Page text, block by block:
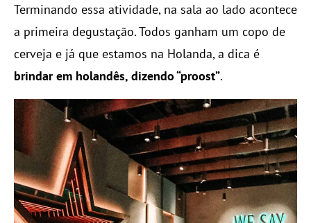
Terminando essa atividade, na sala ao lado acontece
a primeira degustação. Todos ganham um copo de
cerveja e já que estamos na Holanda, a dica é
brindar em holandês, dizendo “proost”.